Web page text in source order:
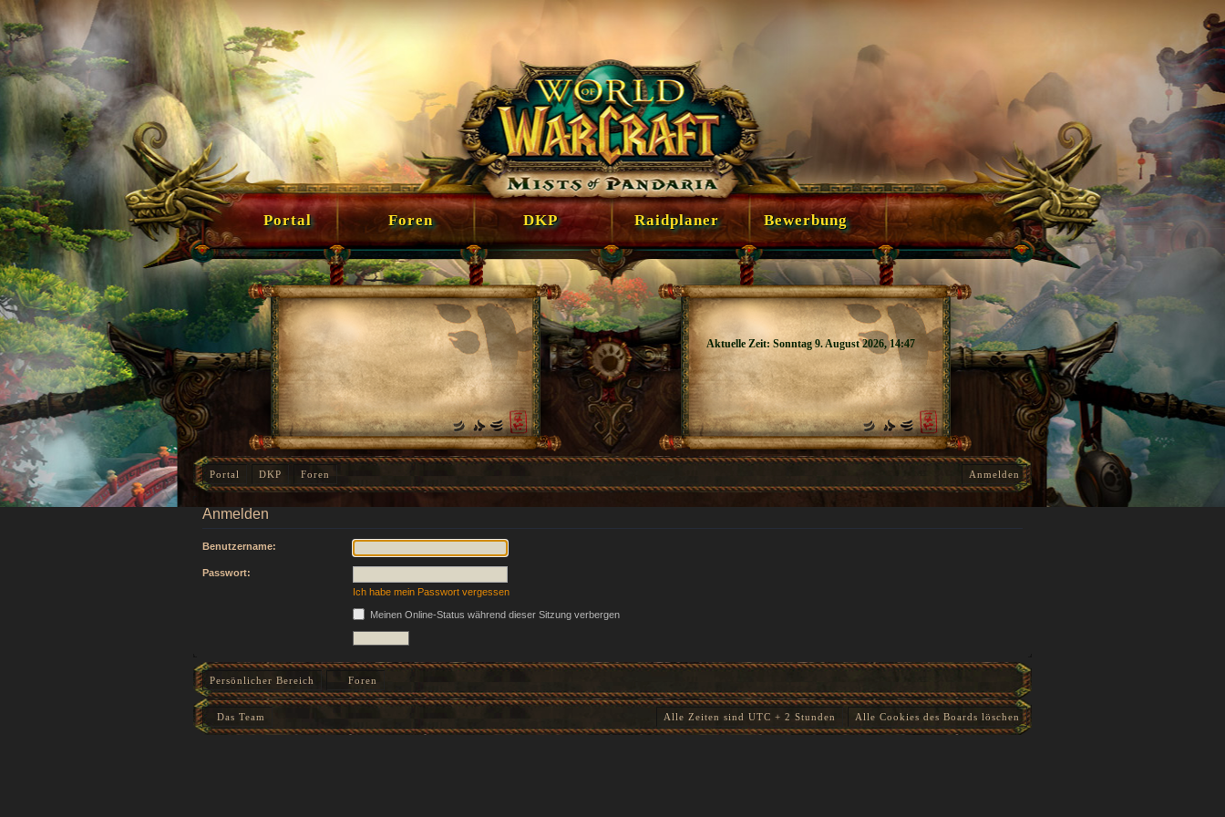
Aktuelle Zeit: Sonntag 9. August 2026, 14:47
Portal Foren DKP Raidplaner Bewerbung
Portal DKP Foren Anmelden
Anmelden
Benutzername:
Passwort:
Ich habe mein Passwort vergessen
Meinen Online-Status während dieser Sitzung verbergen
Persönlicher Bereich Foren
Das Team Alle Cookies des Boards löschen
Alle Zeiten sind UTC + 2 Stunden